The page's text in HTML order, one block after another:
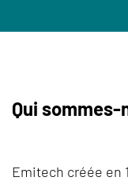
Qui sommes-
Emitech créée en